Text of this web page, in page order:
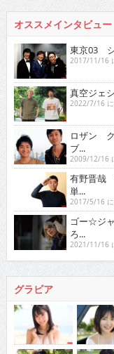
オススメインタビュー
東京03 シ
2017/11/16
真空ジェ
2022/7/16 に
ロザン ク
ブ...
2009/12/16
有野晋哉
単...
2017/5/16 に
ゴー☆ジ
ろ...
2021/11/16
グラビア